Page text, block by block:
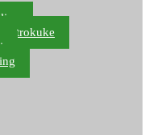
trokuke